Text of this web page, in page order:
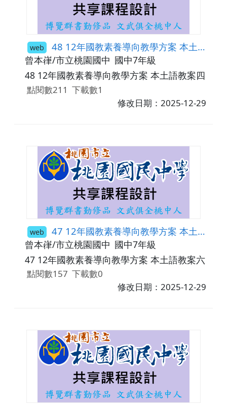
web 48 12年國教素養導向教學方案 本土語教案四
曾本嵂/市立桃園國中 國中7年級
48 12年國教素養導向教學方案 本土語教案四
點閱數211 下載數1
修改日期：2025-12-29
web 47 12年國教素養導向教學方案 本土語教案六
曾本嵂/市立桃園國中 國中7年級
47 12年國教素養導向教學方案 本土語教案六
點閱數157 下載數0
修改日期：2025-12-29